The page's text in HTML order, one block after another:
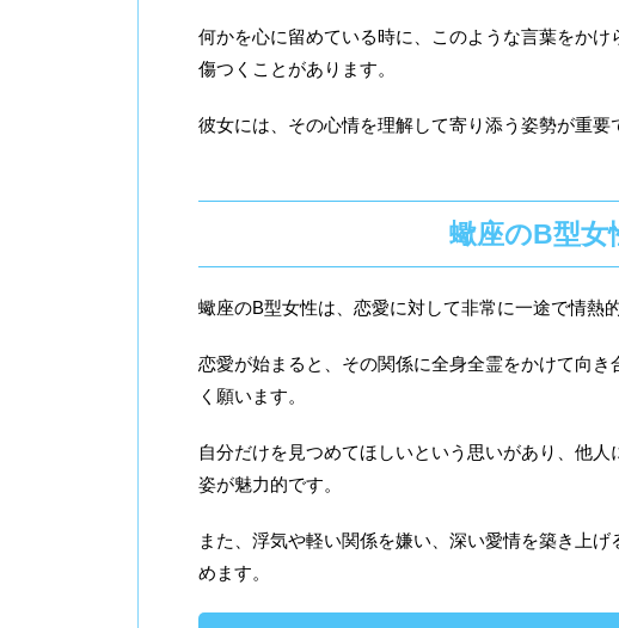
何かを心に留めている時に、このような言葉をかけ
傷つくことがあります。
彼女には、その心情を理解して寄り添う姿勢が重要
蠍座のB型女
蠍座のB型女性は、恋愛に対して非常に一途で情熱
恋愛が始まると、その関係に全身全霊をかけて向
く願います。
自分だけを見つめてほしいという思いがあり、他
姿が魅力的です。
また、浮気や軽い関係を嫌い、深い愛情を築き上
めます。